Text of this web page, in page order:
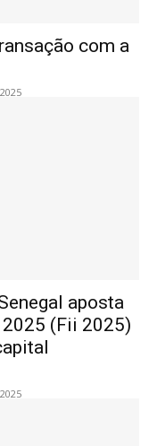
com a
aposta
(Fii 2025)